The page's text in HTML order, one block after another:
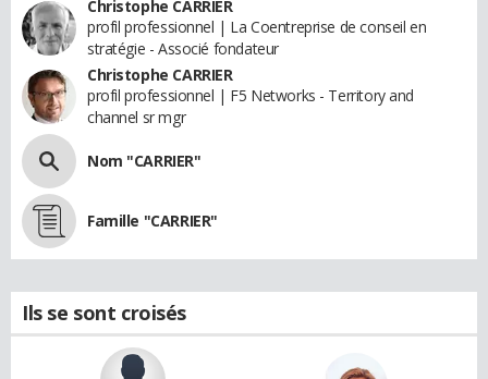
Christophe CARRIER
profil professionnel | La Coentreprise de conseil en
stratégie - Associé fondateur
Christophe CARRIER
profil professionnel | F5 Networks - Territory and
channel sr mgr
Nom "CARRIER"
Famille "CARRIER"
Ils se sont croisés